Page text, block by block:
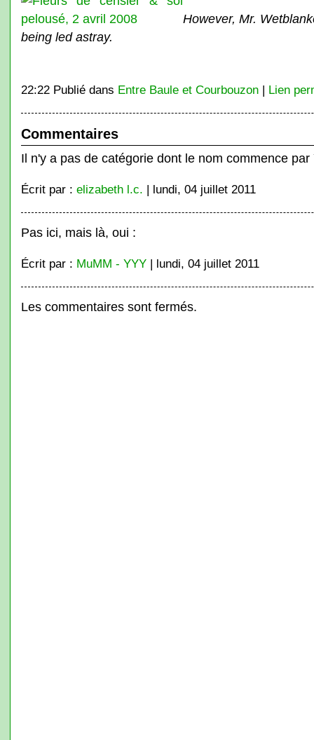
However, Mr.
being led astray.
22:22 Publié dans Entre Baule et Courbouzon| Lien
Commentaires
Il n'y a pas de catégorie dont le nom commence par
Écrit par : elizabeth l.c. | lundi, 04 juillet 2011
Pas ici, mais là, oui :
Écrit par : MuMM - YYY| lundi, 04 juillet 2011
Les commentaires sont fermés.